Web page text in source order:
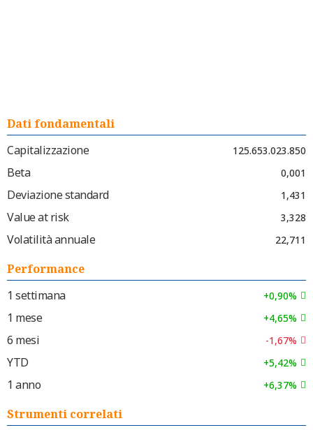
Dati fondamentali
Capitalizzazione
125.653.023.850
Beta 0,001
Deviazione standard 1,431
Value at risk 3,328
Volatilità annuale 22,711
Performance
1 settimana
+0,90%
1 mese +4,65%
6 mesi -1,67%
YTD +5,42%
1 anno +6,37%
Strumenti correlati